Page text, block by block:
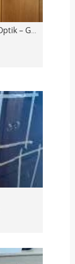
Kleiderschrank in Eichenholz-Optik – GRATIS